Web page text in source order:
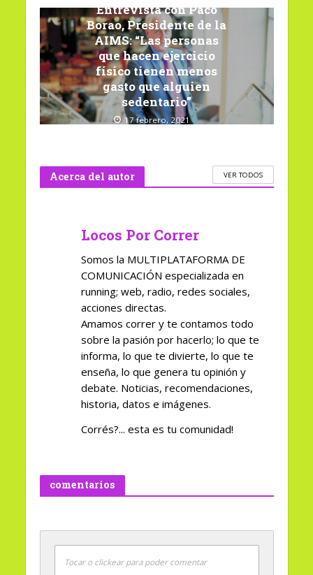
Entrevista con Paco
Borao, Presidente de la
AIMS: “Las personas
que hacen ejercicio
físico tienen menos
gasto que alguien
sedentario”
17 febrero, 2021
Acerca del autor VER TODOS
Locos Por Correr
Somos la MULTIPLATAFORMA DE
COMUNICACIÓN especializada en
running; web, radio, redes sociales,
acciones directas.
Amamos correr y te contamos todo
sobre la pasión por hacerlo; lo que te
informa, lo que te divierte, lo que te
enseña, lo que genera tu opinión y
debate. Noticias, recomendaciones,
historia, datos e imágenes.
Corrés?... esta es tu comunidad!
comentarios
Tocar o clickear para poder comentar